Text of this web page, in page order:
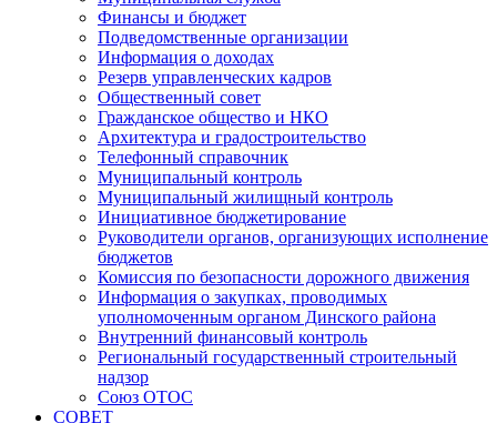
Финансы и бюджет
Подведомственные организации
Информация о доходах
Резерв управленческих кадров
Общественный совет
Гражданское общество и НКО
Архитектура и градостроительство
Телефонный справочник
Муниципальный контроль
Муниципальный жилищный контроль
Инициативное бюджетирование
Руководители органов, организующих исполнение
бюджетов
Комиссия по безопасности дорожного движения
Информация о закупках, проводимых
уполномоченным органом Динского района
Внутренний финансовый контроль
Региональный государственный строительный
надзор
Союз ОТОС
СОВЕТ